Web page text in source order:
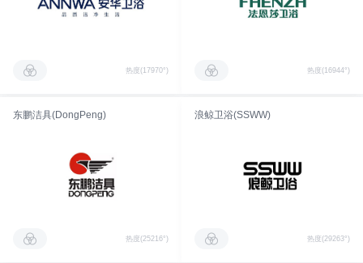
热度(17970°) 热度(16944°)
东鹏洁具(DongPeng)
热度(25216°)
浪鲸卫浴(SSWW)
热度(29263°)